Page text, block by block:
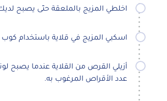
اخلطي المزيج بالملعقة حتّى يصبح
اسكبي المزيج في قلاية باستخدام
أزيلي القرص من القلاية عندما يصبح
عدد الأقراص المرغوب به.